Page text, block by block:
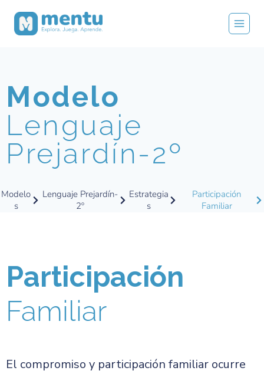
Modelo
Lenguaje
Prejardín-2º
Modelo
s
Lenguaje Prejardín-
2º
Estrategia
s
Participación
Familiar
Participación
Familiar
El compromiso y participación familiar ocurre